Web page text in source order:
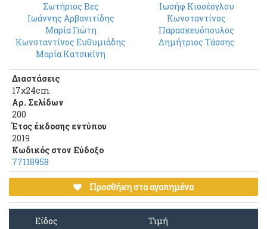
Σωτήριος Βες
Ιωάννης Αρβανιτίδης
Μαρία Γιώτη
Κωνσταντίνος Ευθυμιάδης
Μαρία Κατσικίνη
Ιωσήφ Κιοσέογλου
Κωνσταντίνος
Παρασκευόπουλος
Δημήτριος Τάσσης
Διαστάσεις
17χ24cm
Αρ. Σελίδων
200
Έτος έκδοσης εντύπου
2019
Κωδικός στον Εύδοξο
77118958
Προσθήκη στα αγαπημένα
Είδος
Τιμή